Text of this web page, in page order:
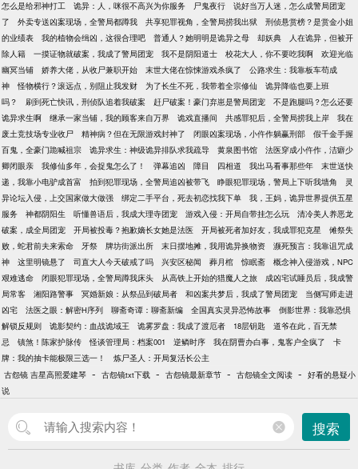
怎么是给邪神打工
诡异：人，咪很不高兴为你服务 尸鬼夜行
说好当万人迷，怎么成警局团宠
了
外卖专送凶案现场，全警局都蹲我 共享犯罪视角，全警局捞我出狱
刑侦悬赏榜？是赏金小姐
的业绩表
我的植物会缉凶，这很合理吧 普通人？她明明是诡异之母 却妖典
人在诡异，但被开
除人籍
一摸证物就破案，我成了警局团宠 我不是阴阳道士 校花大人，你不要吃我啊
欢迎光临
幽冥当铺
娇养大佬，从收尸兼职开始 末世大佬在惊悚游戏杀疯了
公路求生：我靠板车苟成
神
怪物横行？滚远点，别阻止我发财 为了长生不死，我带着全宗修仙
诡异降临也要上班
吗？
刷到死亡快讯，刑侦队追着我破案 赶尸破案！豪门弃崽是警局团宠
不是跑腿吗？怎么还要
诡异求生啊
继承一家当铺，我的顾客来自万界 诡戏直播间 共感罪犯后，全警局捞我上岸
我在
废土竞技场专业收尸
精神病？但在无限游戏封神了 闭眼凶案现场，小仵作躺赢刑部
假千金手握
百鬼，全豪门跪喊祖宗
诡异求生：神级诡异排队求我疏导 黄泉图书馆
法医穿成小仵作，洁癖少
卿闭眼亲
我修仙多年，会捉鬼怎么了！ 弹幕追凶 障目 四相道 我出马看事那些年
末世送快
递，我靠小电驴成首富
拍到犯罪现场，全警局追凶被带飞 睁眼犯罪现场，警局上下听我墙角
灵
异论坛入侵，上交国家做大做强
绑定二手平台，死去初恋找我下单
我，王妈，诡异世界提供五星
服务
神都阴阳生 听懂兽语后，我成大理寺团宠 游戏入侵：开局自带挂怎么玩
清冷美人养恶龙
破案，成全局团宠
开局被投毒？抱歉嫡长女她是法医 开局被死者加好友，我成罪犯克星
傩祭失
败，蛇君前夫来索命
牙祭 牌坊街派出所 末日摆地摊，我用诡异换物资
濒死预言：我靠诅咒成
神
这里明镜悬了 司直大人今天破戒了吗 兴安区秘闻 葬月棺 惊眠斋
概念神入侵游戏，NPC
艰难逃命
闭眼犯罪现场，全警局蹲我床头 从高铁上开始的猎魔人之旅
成凶宅试睡员后，我成警
局常客
湘阳路警事 冥婚新娘：从祭品到破局者 和凶案共梦后，我成了警局团宠
当侧写师走进
凶宅
法医之眼：解密H序列 聊斋奇谭：聊斋新编 全国真实灵异恐怖故事
倒影世界：我靠恐惧
解锁反规则
诡影契约：血战诡域王 诡雾罗盘：我成了渡厄者 18层钥匙
道爷在此，百无禁
忌
镇煞！陈家护脉传 怪谈管理局：档案001 逆鳞时序 我在阴曹办白事，鬼客户全疯了
卡
牌：我的抽卡能极限三选一！
炼尸圣人：开局复活长公主
古怨镜 吉星高照爱建琴 - 古怨镜txt下载 - 古怨镜最新章节 - 古怨镜全文阅读 - 好看的悬疑小
说
搜索